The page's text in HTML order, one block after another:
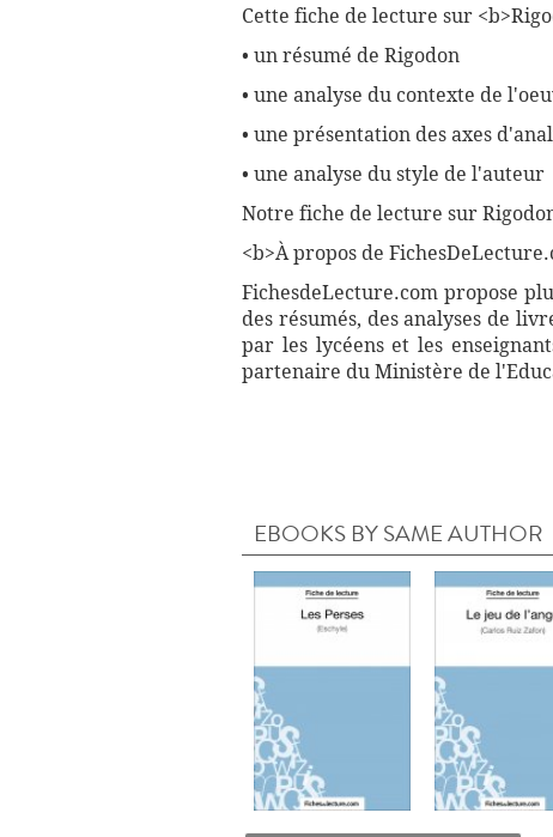
Cette fiche de lecture sur
• un résumé de Rigodon
• une analyse du contexte de
• une présentation des axes
• une analyse du style de l'auteur
Notre fiche de lecture sur
<b>À propos de
FichesdeLecture.com propose
des résumés, des analyses de
par les lycéens et les
partenaire du Ministère de
EBOOKS BY SAME AUTHOR